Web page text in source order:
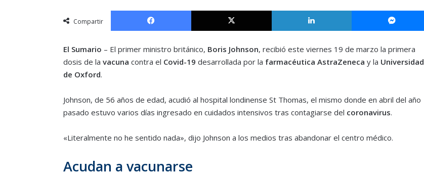
Compartir
Facebook X LinkedIn
El Sumario – El primer ministro británico, Boris Johnson, recibió este viernes 19 de marzo la primera
dosis de la vacuna contra el Covid-19 desarrollada por la farmacéutica AstraZeneca y la Universidad
de Oxford.
Johnson, de 56 años de edad, acudió al hospital londinense St Thomas, el mismo donde en abril del año
pasado estuvo varios días ingresado en cuidados intensivos tras contagiarse del coronavirus.
«Literalmente no he sentido nada», dijo Johnson a los medios tras abandonar el centro médico.
Acudan a vacunarse